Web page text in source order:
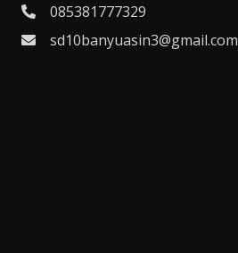
085381777329
sd10banyuasin3@gmail.com